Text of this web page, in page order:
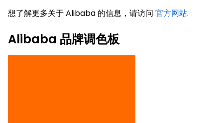
想了解更多关于 Alibaba 的信息，请访问 官方网站.
Alibaba 品牌调色板